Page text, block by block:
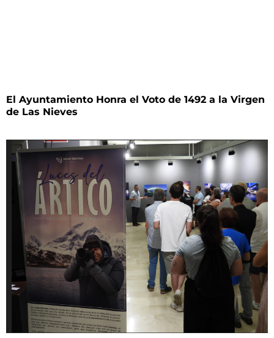
El Ayuntamiento Honra el Voto de 1492 a la Virgen
de Las Nieves